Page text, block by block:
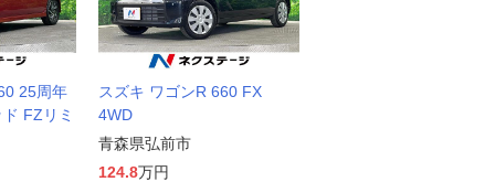
25周年
FZリミ
スズキ ワゴンR 660 FX
4WD
青森県弘前市
124.8万円